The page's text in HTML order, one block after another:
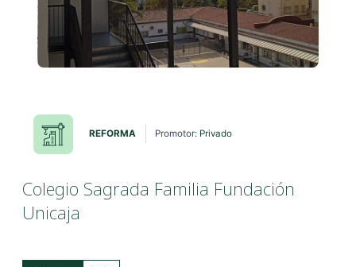
REFORMA Promotor: Privado
Colegio Sagrada Familia Fundación
Unicaja